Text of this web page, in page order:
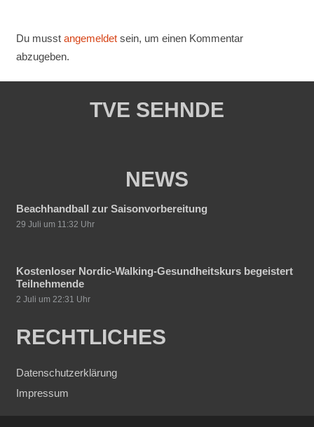
Du musst angemeldetsein, um einen Kommentar
abzugeben.
TVE SEHNDE
NEWS
Beachhandball zur Saisonvorbereitung
29 Juli um 11:32 Uhr
Kostenloser Nordic-Walking-Gesundheitskurs begeistert
Teilnehmende
2 Juli um 22:31 Uhr
RECHTLICHES
Datenschutzerklärung
Impressum